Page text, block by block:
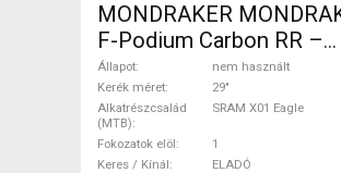
MONDRAKER
F-Podium Carbon RR –
XTR/X01 EAGLE (L)
Bike 29" össztelós / fully
SRAM X01 Eagle nem
használt ELADÓ
Állapot
nem használt
Kerék méret
29"
Alkatrészcsalád
(MTB)
SRAM X01 Eagle
Fokozatok elöl
1
Keres / Kínál
ELADÓ